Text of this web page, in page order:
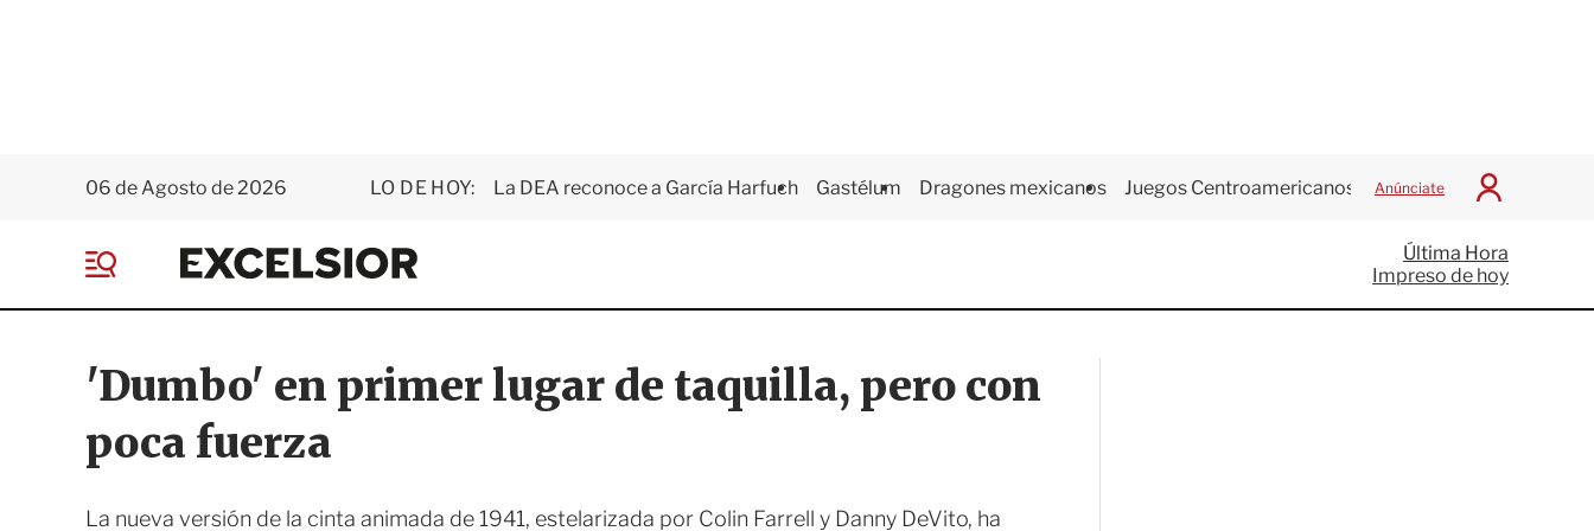
06 de Agosto de 2026 LO DE HOY: La DEA reconoce a García Harfuch Gastélum Dragones mexicanos Juegos Centroamericanos Anúnciate
I
c
i
a
E
x
e
i
o
e
Última Hora
Impreso de hoy
'Dumbo' en primer lugar de taquilla, pero con
poca fuerza
La nueva versión de la cinta animada de 1941, estelarizada por Colin Farrell y Danny DeVito, ha